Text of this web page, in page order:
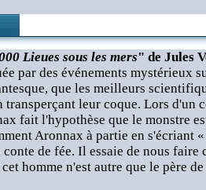
Lieues sous les mers" de Jules
par des événements mystérieux
que les meilleurs
transperçant leur coque. Lors d'un
fait l'hypothèse que le monstre
Aronnax à partie en s'écriant
de fée. Il essaie de nous faire
homme n'est autre que le père